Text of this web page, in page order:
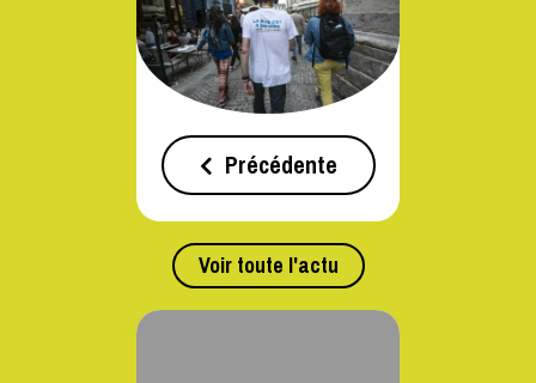
Précédente
Voir toute l'actu